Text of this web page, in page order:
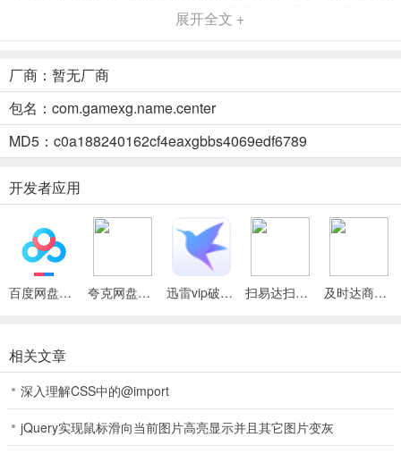
牌娱乐玩法，其中的斗地主游戏、牛牛等模式，公平公正的棋牌玩法
可以在裏麵查看，选择各种不同的交流方式去感受和了解。
6、感受酣畅游戏体验千万人在线对局，闲来棋牌创新社交体验跟着美
女在牌局中互动，闲来棋牌汇集了目前网络上最流行的棋类内容，还
有完善游戏机製确保公平对战。 游戏玩法
7、在游戏裏麵进行竞技可以轻鬆的获取大量奖励，放鬆的棋牌游戏可
8、超值的游戏福利为玩家们免费放送，百分百都是真人玩家在线匹配
和对抗，完美的信誉游戏平台，共创更多的辉煌，只要有效的充值即
可得到很多的金币放送。
闲来棋牌评价
扼杀，完全感受不到不公平的存在。
2、有大量玩家都喜欢，其中游戏类型丰富且拥有不同的特色，有多种
丰富值得大家一试，小伙伴都能轻鬆领略，支持多种社交账号登录比
展开全文 +
厂商：暂无厂商
包名：com.gamexg.name.center
MD5：c0a188240162cf4eaxgbbs4069edf6789
开发者应用
百度网盘绿色免安装Pc电脑版 夸克网盘官方正式版 迅雷vip破解版永久会员2024版 扫易达扫描仪最新安卓版 及时达商家(同城配送App)
相关文章
深入理解CSS中的@import
jQuery实现鼠标滑向当前图片高亮显示并且其它图片变灰